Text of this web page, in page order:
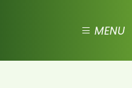
MENU